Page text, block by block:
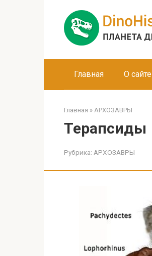
Главная О сайте
Главная » АРХОЗАВРЫ
Терапсиды
Рубрика: АРХОЗАВРЫ